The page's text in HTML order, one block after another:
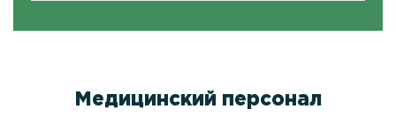
Медицинский персонал